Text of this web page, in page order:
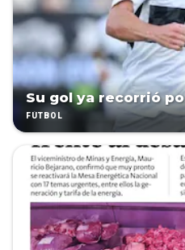
Su gol ya recorrió
FÚTBOL